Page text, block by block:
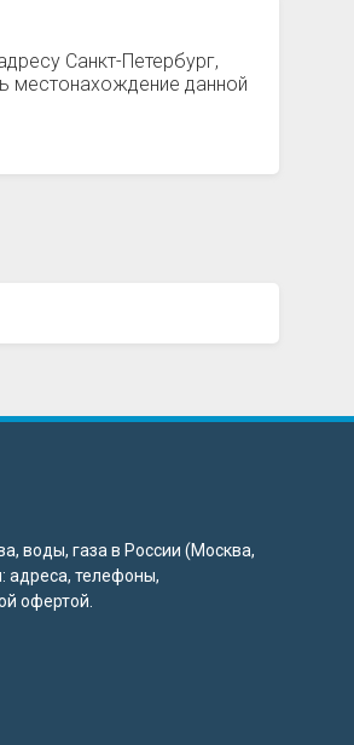
Санкт-Петербург,
местонахождение данной
воды, газа в России (Москва,
адреса, телефоны,
офертой.